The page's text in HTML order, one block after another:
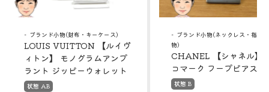
ブランド小物(財布・キーケース)
LOUIS VUITTON 【ルイヴ
ィトン】 モノグラムアンプ
ラント ジッピーウォレット
状態 AB
ブランド小物(ネックレス・指輪
物)
CHANEL 【シャネル】
コマーク フープピアス
状態 B